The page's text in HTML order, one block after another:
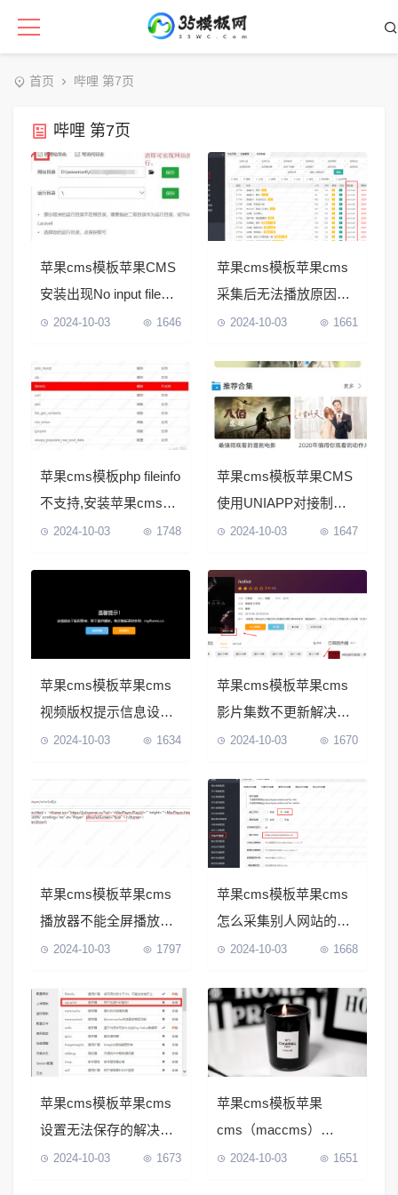
首页 哔哩 第7页
哔哩 第7页
苹果cms模板苹果CMS
安装出现No input file
specified
2024-10-03 1646
苹果cms模板苹果cms
采集后无法播放原因排
查及解决教程（苹果
2024-10-03 1661
苹果cms模板php fileinfo
不支持,安装苹果cms时
提示不支持fileinfo解决
2024-10-03 1748
苹果cms模板苹果CMS
使用UNIAPP对接制作
纯NVUE的APP方法分
2024-10-03 1647
苹果cms模板苹果cms
视频版权提示信息设置
教程（苹果cms解析官
2024-10-03 1634
苹果cms模板苹果cms
影片集数不更新解决方
法 2024-10-03 1670
苹果cms模板苹果cms
播放器不能全屏播放解
决方法（苹果cms怎么
2024-10-03 1797
苹果cms模板苹果cms
怎么采集别人网站的视
频（苹果cms怎么采集
2024-10-03 1668
苹果cms模板苹果cms
设置无法保存的解决方
法 2024-10-03 1673
苹果cms模板苹果
cms（maccms）
player播放器解密
2024-10-03 1651